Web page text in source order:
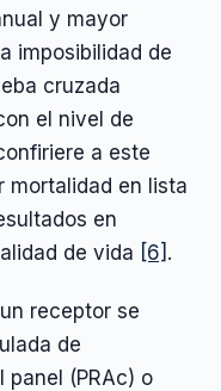
y mayor
imposibilidad de
cruzada
el nivel de
a este
mortalidad en lista
en
de vida [6] .
receptor se
de
(PRAc) o